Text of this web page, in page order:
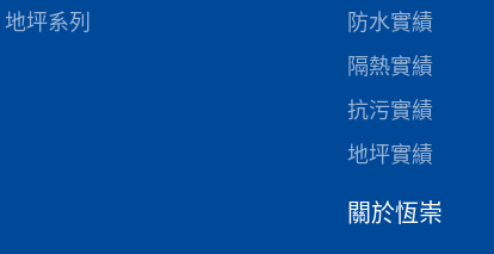
地坪系列
防水實績
隔熱實績
抗污實績
地坪實績
關於恆崇